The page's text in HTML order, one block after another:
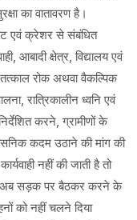
का वातावरण है।
एवं क्रेशर से संबंधित
आबादी क्षेत्र, विद्यालय एवं
रोक अथवा वैकल्पिक
रात्रिकालीन ध्वनि एवं
करने, ग्रामीणों के
कदम उठाने की मांग की
नहीं की जाती है तो
अब सड़क पर बैठकर करने के
को नहीं चलने दिया